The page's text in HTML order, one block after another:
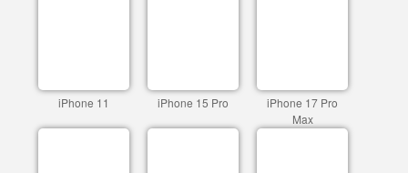
iPhone 11 iPhone 15 Pro
iPhone 17 Pro
Max